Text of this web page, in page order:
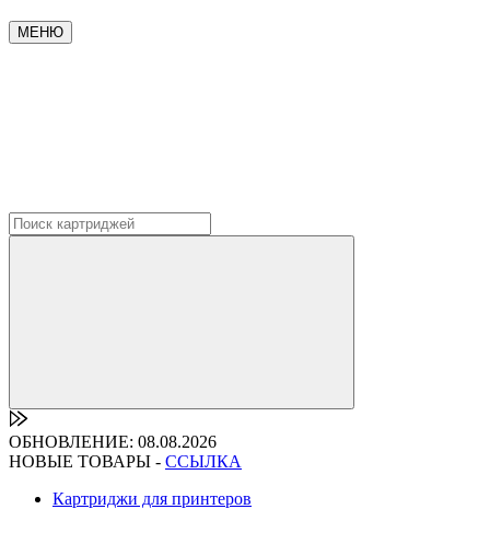
МЕНЮ
ОБНОВЛЕНИЕ: 08.08.2026
НОВЫЕ ТОВАРЫ - ССЫЛКА
Картриджи для принтеров